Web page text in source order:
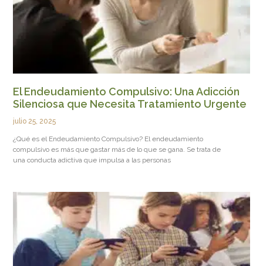
El Endeudamiento Compulsivo: Una Adicción
Silenciosa que Necesita Tratamiento Urgente
julio 25, 2025
¿Qué es el Endeudamiento Compulsivo? El endeudamiento
compulsivo es más que gastar más de lo que se gana. Se trata de
una conducta adictiva que impulsa a las personas